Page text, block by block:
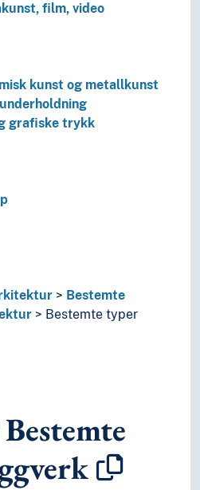
film, video
kunst og metallkunst
grafiske trykk
Bestemte
Bestemte typer
Bestemte